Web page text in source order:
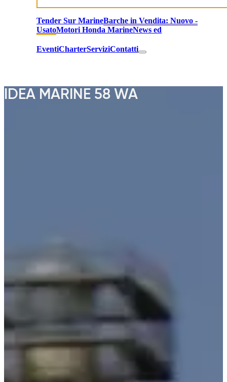
Tender Sur MarineBarche in Vendita: Nuovo -
UsatoMotori Honda MarineNews ed
EventiCharterServiziContatti
IDEA MARINE 58 WA